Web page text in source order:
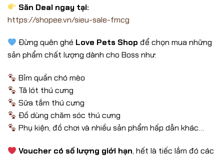
Săn Deal ngay tại:
https://shopee.vn/sieu-sale-fmcg
Đừng quên ghé Love Pets Shop để chọn mua những
sản phẩm chất lượng dành cho Boss như:
Bỉm quần chó mèo
Tã lót thú cưng
Sữa tắm thú cưng
Đồ dùng chăm sóc thú cưng
Phụ kiện, đồ chơi và nhiều sản phẩm hấp dẫn khác…
Voucher có số lượng giới hạn, hết là tiếc lắm đó các